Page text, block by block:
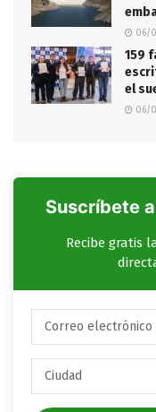
06/
159
el
06/
Suscríbete
Recibe gratis